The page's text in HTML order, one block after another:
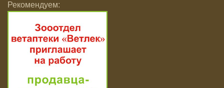
Рекомендуем: